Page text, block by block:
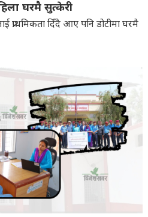
घरमै सुत्केरी
प्राथमिकता दिँदै आए पनि डोटीमा घरमै